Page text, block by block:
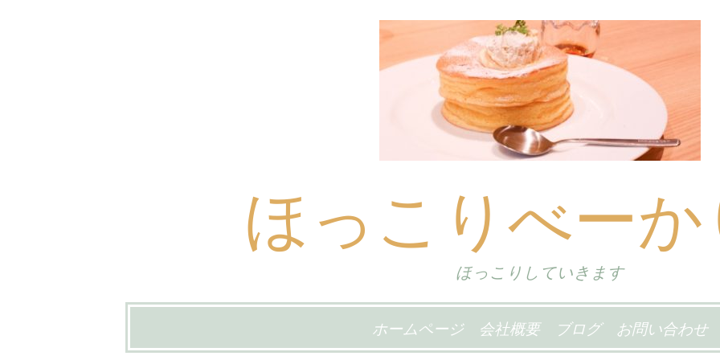
ほっこりべー
ほっこりしていきます
ン
ホームページ 会社概要 ブログ お問い合わせ